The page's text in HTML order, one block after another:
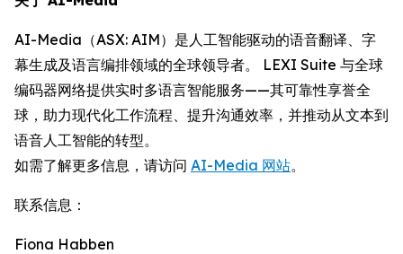
AI-Media（ASX: AIM）是人工智能驱动的语音翻译、字
幕生成及语言编排领域的全球领导者。 LEXI Suite 与全球
编码器网络提供实时多语言智能服务——其可靠性享誉全
球，助力现代化工作流程、提升沟通效率，并推动从文本到
语音人工智能的转型。
如需了解更多信息，请访问 AI-Media 网站。
联系信息：
Fiona Habben